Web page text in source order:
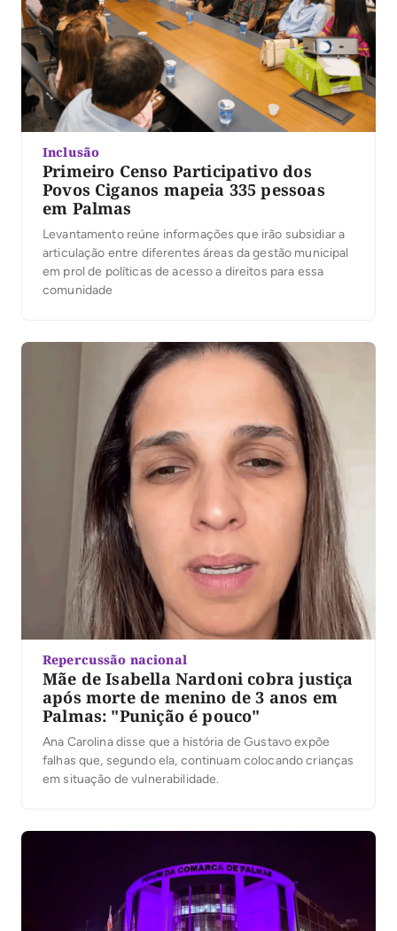
Inclusão
Primeiro Censo Participativo dos
Povos Ciganos mapeia 335 pessoas
em Palmas
Levantamento reúne informações que irão subsidiar a
articulação entre diferentes áreas da gestão municipal
em prol de políticas de acesso a direitos para essa
comunidade
Repercussão nacional
Mãe de Isabella Nardoni cobra justiça
após morte de menino de 3 anos em
Palmas: "Punição é pouco"
Ana Carolina disse que a história de Gustavo expõe
falhas que, segundo ela, continuam colocando crianças
em situação de vulnerabilidade.